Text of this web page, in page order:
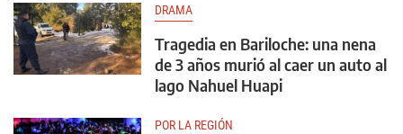
DRAMA
Tragedia en Bariloche: una nena
de 3 años murió al caer un auto al
lago Nahuel Huapi
POR LA REGIÓN